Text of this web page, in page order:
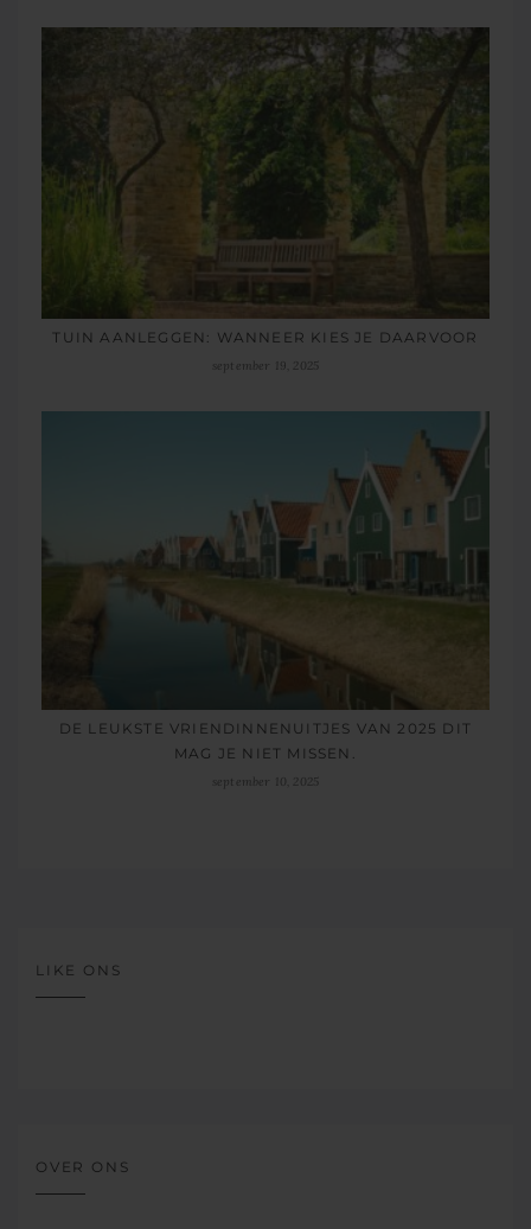
TUIN AANLEGGEN: WANNEER KIES JE DAARVOOR
september 19, 2025
DE LEUKSTE VRIENDINNENUITJES VAN 2025 DIT
MAG JE NIET MISSEN.
september 10, 2025
LIKE ONS
OVER ONS